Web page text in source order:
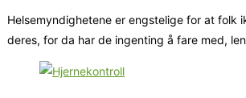
Helsemyndighetene er engstelige for at folk
deres, for da har de ingenting å fare med,